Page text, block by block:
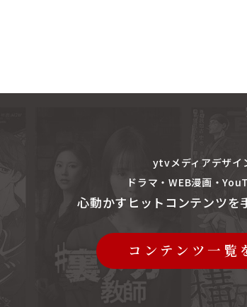
ytvメディアデザイ
ドラマ・WEB漫画・
心動かすヒットコンテンツを
コンテンツ一覧